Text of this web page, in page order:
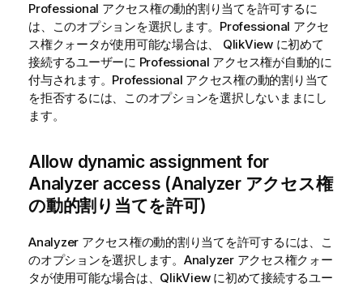
Professional アクセス権の動的割り当てを許可するに
は、このオプションを選択します。Professional アクセ
ス権クォータが使用可能な場合は、 QlikViewに初めて
接続するユーザーに Professional アクセス権が自動的に
付与されます。Professional アクセス権の動的割り当て
を拒否するには、このオプションを選択しないままにし
ます。
Allow dynamic assignment for
Analyzer access (Analyzer アクセス権
の動的割り当てを許可)
Analyzer アクセス権の動的割り当てを許可するには、こ
のオプションを選択します。Analyzer アクセス権クォー
タが使用可能な場合は、 QlikViewに初めて接続するユー